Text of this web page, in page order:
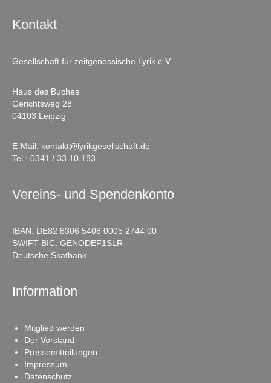
Kontakt
Gesellschaft für zeitgenössische Lyrik e.V.
Haus des Buches
Gerichtsweg 28
04103 Leipzig
E-Mail: kontakt@lyrikgesellschaft.de
Tel.: 0341 / 33 10 183
Vereins- und Spendenkonto
IBAN: DE82 8306 5408 0005 2744 00
SWIFT-BIC: GENODEF1SLR
Deutsche Skatbank
Information
Mitglied werden
Der Vorstand
Pressemitteilungen
Impressum
Datenschutz